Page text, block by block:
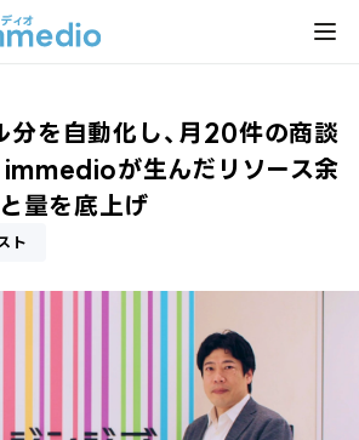
を自動化し、月20件の商談
が生んだリソース余
量を底上げ
ト